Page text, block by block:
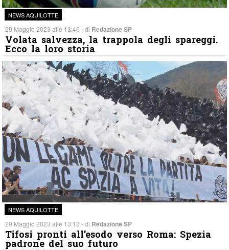
NEWS AQUILOTTE
29 Maggio 2023 alle 13:46 - di Redazione SP
Volata salvezza, la trappola degli spareggi.
Ecco la loro storia
NEWS AQUILOTTE
29 Maggio 2023 alle 13:13 - di Redazione SP
Tifosi pronti all’esodo verso Roma: Spezia
padrone del suo futuro